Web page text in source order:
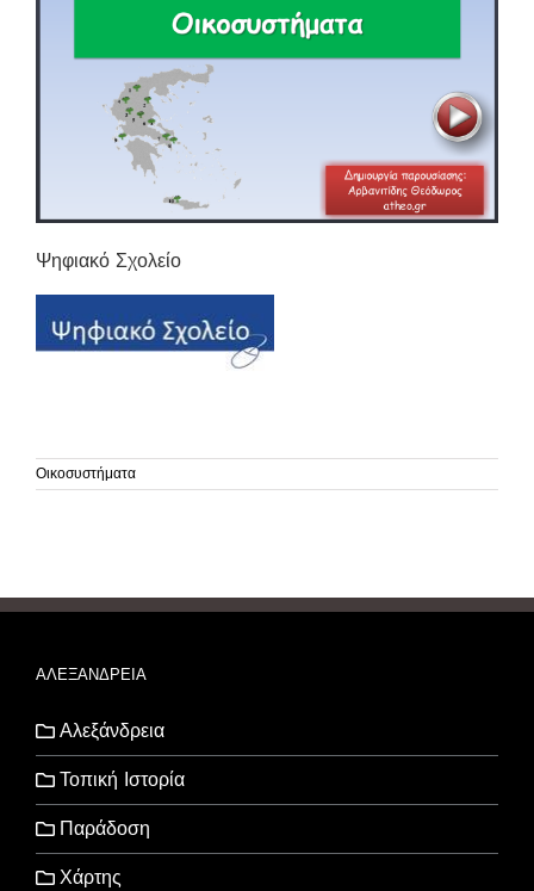
Ψηφιακό Σχολείο
Οικοσυστήματα
ΑΛΕΞΑΝΔΡΕΙΑ
Αλεξάνδρεια
Τοπική Ιστορία
Παράδοση
Χάρτης